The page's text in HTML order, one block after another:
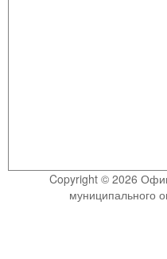
Copyright © 2026
муниципального